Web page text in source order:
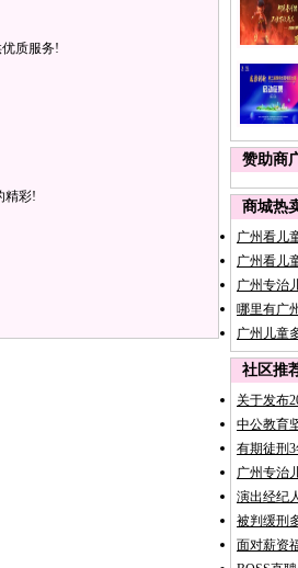
质服务!
精彩!
赞助商
商城热
广州看儿
广州看儿
广州专治
哪里有广
广州儿童
社区推
关于发布
中公教育
有期徒刑
广州专治
演出经纪
被判缓刑
面对薪资